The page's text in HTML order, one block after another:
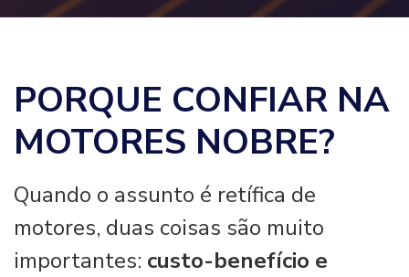
PORQUE CONFIAR NA
MOTORES NOBRE?
Quando o assunto é retífica de
motores, duas coisas são muito
importantes: custo-benefício e